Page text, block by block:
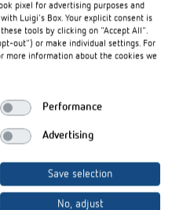
pixel for advertising purposes and
Luigi's Box. Your explicit consent is
tools by clicking on "Accept All".
out") or make individual settings. For
more information about the cookies we
Performance
Advertising
Save selection
No, adjust